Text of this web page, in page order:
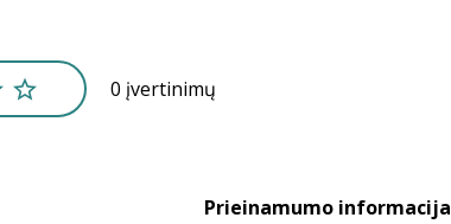
0 įvertinimų
Prieinamumo informacija